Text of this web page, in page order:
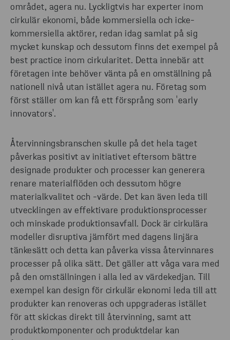
området, agera nu. Lyckligtvis har experter inom
cirkulär ekonomi, både kommersiella och icke-
kommersiella aktörer, redan idag samlat på sig
mycket kunskap och dessutom finns det exempel på
best practice inom cirkularitet. Detta innebär att
företagen inte behöver vänta på en omställning på
nationell nivå utan istället agera nu. Företag som
först ställer om kan få ett försprång som 'early
innovators'.
Återvinningsbranschen skulle på det hela taget
påverkas positivt av initiativet eftersom bättre
designade produkter och processer kan generera
renare materialflöden och dessutom högre
materialkvalitet och -värde. Det kan även leda till
utvecklingen av effektivare produktionsprocesser
och minskade produktionsavfall. Dock är cirkulära
modeller disruptiva jämfört med dagens linjära
tänkesätt och detta kan påverka vissa återvinnares
processer på olika sätt. Det gäller att våga vara med
på den omställningen i alla led av värdekedjan. Till
exempel kan design för cirkulär ekonomi leda till att
produkter kan renoveras och uppgraderas istället
för att skickas direkt till återvinning, samt att
produktkomponenter och produktdelar kan